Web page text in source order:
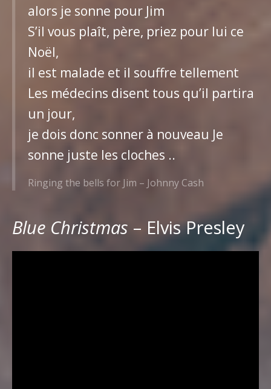
alors je sonne pour Jim
S’il vous plaît, père, priez pour lui ce
Noël,
il est malade et il souffre tellement
Les médecins disent tous qu’il partira
un jour,
je dois donc sonner à nouveau Je
sonne juste les cloches ..
Ringing the bells for Jim – Johnny Cash
Blue Christmas – Elvis Presley